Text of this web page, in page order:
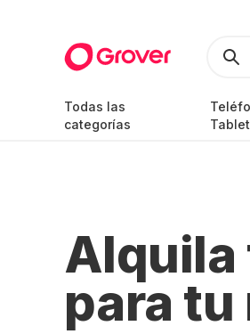
Todas las
categorías
Alquila
para